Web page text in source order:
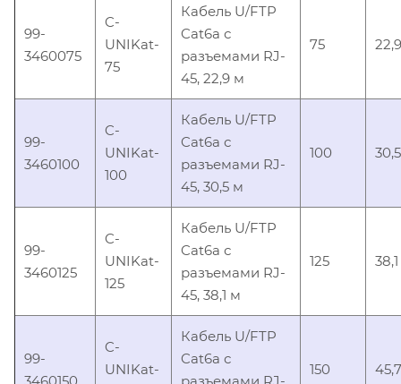
99-
3460075
C-
UNIKat-
75
Кабель U/FTP
Cat6a с
разъемами RJ-
45, 22,9 м
75 22,9
99-
3460100
C-
UNIKat-
100
Кабель U/FTP
Cat6a с
разъемами RJ-
45, 30,5 м
100 30,5
99-
3460125
C-
UNIKat-
125
Кабель U/FTP
Cat6a с
разъемами RJ-
45, 38,1 м
125 38,1
99-
C-
UNIKat-
Кабель U/FTP
Cat6a с
150 45,7